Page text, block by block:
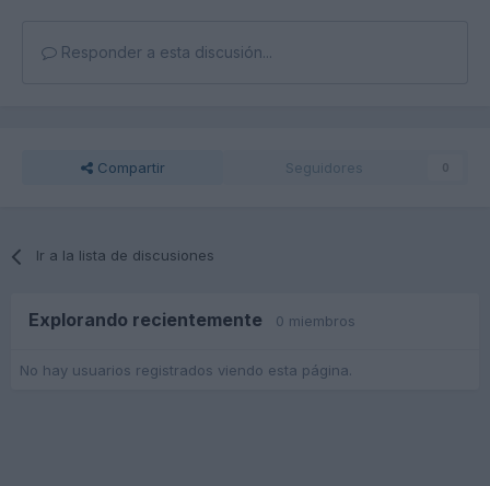
Responder a esta discusión...
Compartir Seguidores 0
Ir a la lista de discusiones
Explorando recientemente 0 miembros
No hay usuarios registrados viendo esta página.